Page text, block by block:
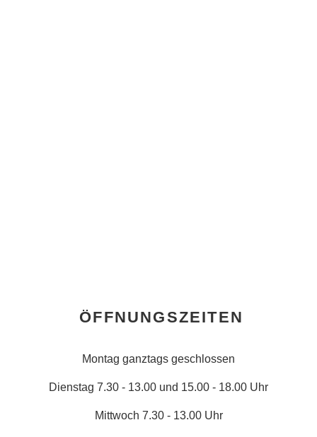
ÖFFNUNGSZEITEN
Montag ganztags geschlossen
Dienstag 7.30 - 13.00 und 15.00 - 18.00 Uhr
Mittwoch 7.30 - 13.00 Uhr